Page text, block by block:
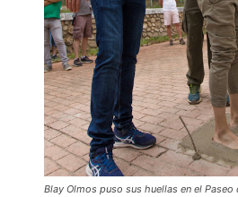
Blay Olmos puso sus huellas en el